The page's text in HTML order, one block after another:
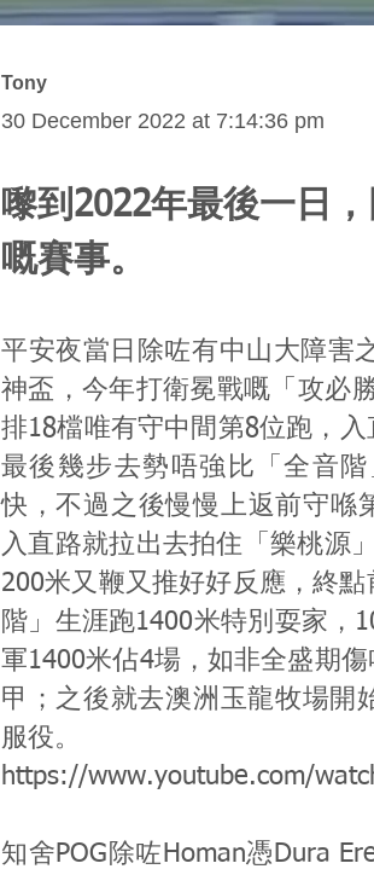
Tony
30 December 2022 at 7:14:36 pm
嚟到2022年最後一日
嘅賽事。
平安夜當日除咗有中山大障害
神盃，今年打衛冕戰嘅「攻必
排18檔唯有守中間第8位跑，
最後幾步去勢唔強比「全音
快，不過之後慢慢上返前守喺
入直路就拉出去拍住「樂桃源
200米又鞭又推好好反應，終
階」生涯跑1400米特別耍家，
軍1400米佔4場，如非全盛期
甲；之後就去澳洲玉龍牧場開
服役。
https://www.youtube.com/
知舍POG除咗Homan憑Dura